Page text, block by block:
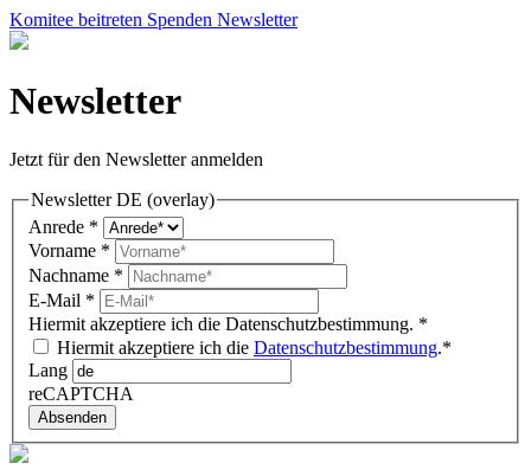
Komitee beitreten Spenden Newsletter
Newsletter
Jetzt für den Newsletter anmelden
Newsletter DE (overlay)
Anrede *
Vorname *
Nachname *
E-Mail *
Hiermit akzeptiere ich die Datenschutzbestimmung. *
Hiermit akzeptiere ich die Datenschutzbestimmung.*
Lang
reCAPTCHA
Absenden